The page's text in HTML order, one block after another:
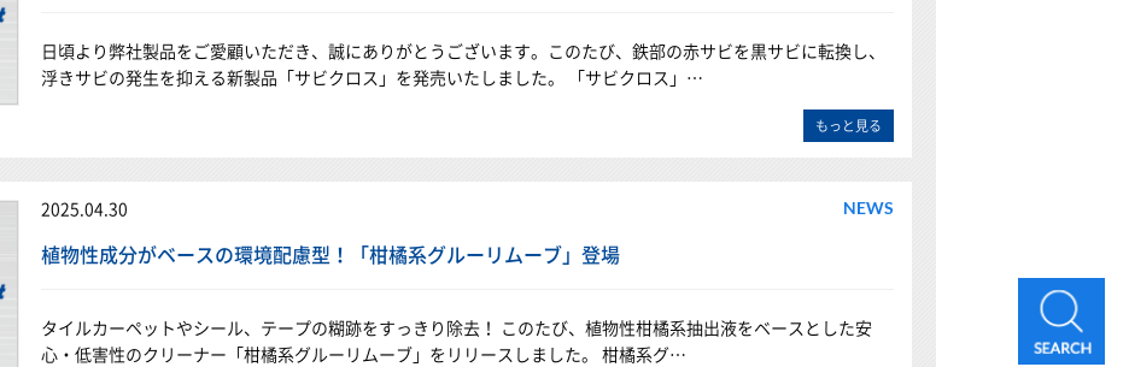
日頃より弊社製品をご愛顧いただき、誠にありがとうございます。このたび、鉄部の赤サビを黒サビに転換し、
浮きサビの発生を抑える新製品「サビクロス」を発売いたしました。 「サビクロス」…
もっと見る
2025.04.30 NEWS
植物性成分がベースの環境配慮型！「柑橘系グルーリムーブ」登場
タイルカーペットやシール、テープの糊跡をすっきり除去！ このたび、植物性柑橘系抽出液をベースとした安
心・低害性のクリーナー「柑橘系グルーリムーブ」をリリースしました。 柑橘系グ…